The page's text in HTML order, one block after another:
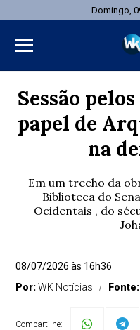
Domingo,
Sessão
papel de
na
Em um trecho da
Biblioteca do
Ocidentais , do
08/07/2026 às 16h36
Por:WK Notícias
Compartilhe: